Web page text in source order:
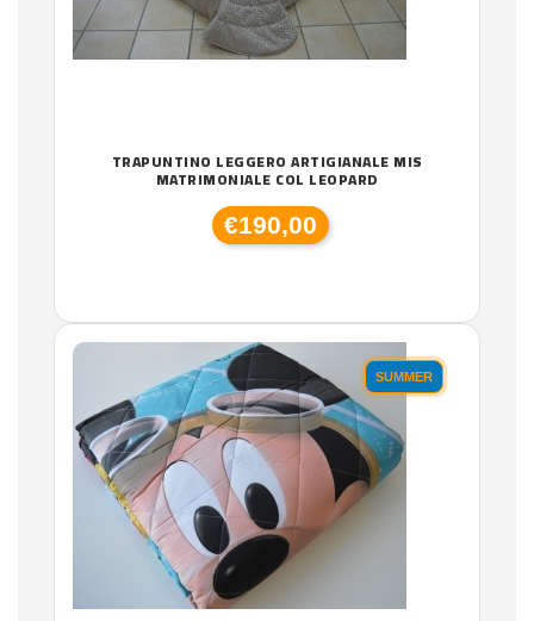
TRAPUNTINO LEGGERO ARTIGIANALE MIS
MATRIMONIALE COL LEOPARD
€190,00
SUMMER